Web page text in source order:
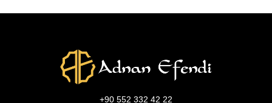
+90 552 332 42 22